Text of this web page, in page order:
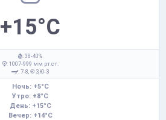
+15°C
: 38-40%
: 1007-999 мм рт.ст.
: 7-8,
З,Ю-З
Ночь: +5°C
Утро: +8°C
День: +15°C
Вечер: +14°C